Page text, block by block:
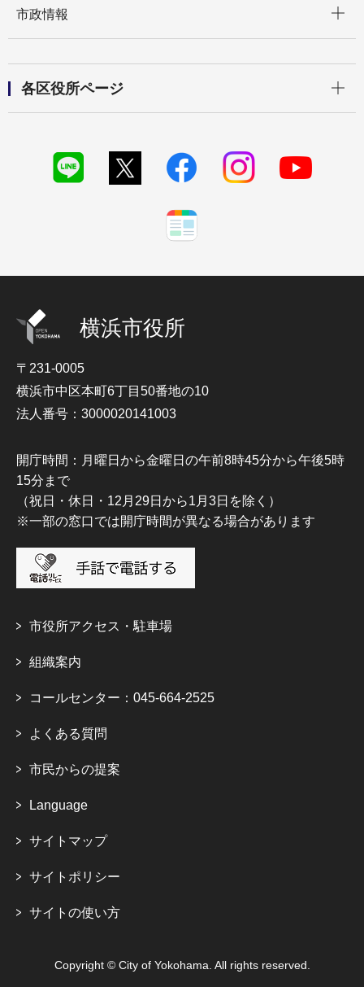
市政情報
各区役所ページ
横浜市役所
〒231-0005
横浜市中区本町6丁目50番地の10
法人番号：3000020141003
開庁時間：月曜日から金曜日の午前8時45分から午後5時
15分まで
（祝日・休日・12月29日から1月3日を除く）
※一部の窓口では開庁時間が異なる場合があります
市役所アクセス・駐車場
組織案内
コールセンター：045-664-2525
よくある質問
市民からの提案
Language
サイトマップ
サイトポリシー
サイトの使い方
Copyright © City of Yokohama. All rights reserved.